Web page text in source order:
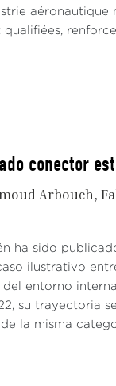
aéronautique
conector
Arbouch
ha sido
ilustrativo
entorno
su trayectoria
la misma